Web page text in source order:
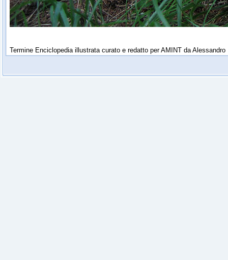
Termine Enciclopedia illustrata curato e redatto per AMINT da Alessandro